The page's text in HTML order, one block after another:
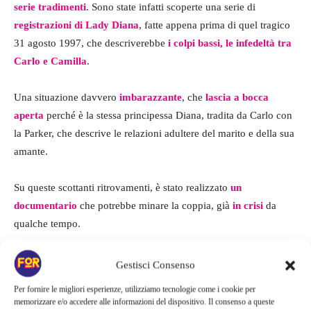
Gestisci Consenso
Per fornire le migliori esperienze, utilizziamo tecnologie come i cookie per
memorizzare e/o accedere alle informazioni del dispositivo. Il consenso a queste
serie tradimenti. Sono state infatti scoperte una serie di
registrazioni di Lady Diana, fatte appena prima di quel tragico
31 agosto 1997, che descriverebbe i colpi bassi, le infedeltà tra
Carlo e Camilla.
Una situazione davvero imbarazzante, che lascia a bocca
aperta perché è la stessa principessa Diana, tradita da Carlo con
la Parker, che descrive le relazioni adultere del marito e della sua
amante.
Su queste scottanti ritrovamenti, è stato realizzato un
documentario che potrebbe minare la coppia, già in crisi da
qualche tempo.